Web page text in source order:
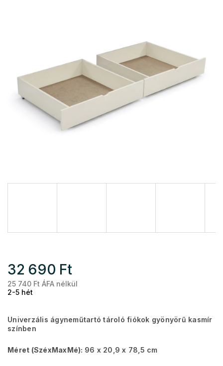
32 690 Ft
25 740 Ft ÁFA nélkül
2-5 hét
Univerzális ágyneműtartó tároló fiókok gyönyörű kasmír
színben
Méret (SzéxMaxMé): 96 x 20,9 x 78,5 cm